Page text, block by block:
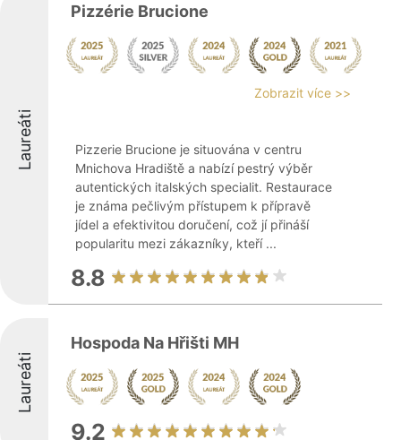
Laureáti
Pizzérie Brucione
Zobrazit více >>
Pizzerie Brucione je situována v centru
Mnichova Hradiště a nabízí pestrý výběr
autentických italských specialit. Restaurace
je známa pečlivým přístupem k přípravě
jídel a efektivitou doručení, což jí přináší
popularitu mezi zákazníky, kteří ...
8.8
Laureáti
Hospoda Na Hřišti MH
9.2